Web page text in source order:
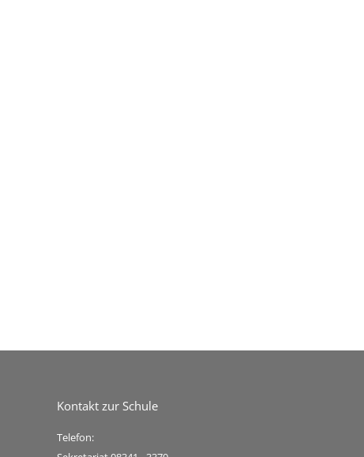
Kontakt zur Schule
Telefon: